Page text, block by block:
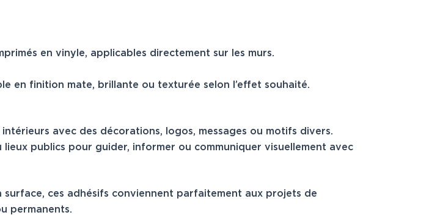
en vinyle, applicables directement sur les murs.
en finition mate, brillante ou texturée selon l’effet souhaité.
intérieurs avec des décorations, logos, messages ou motifs divers.
lieux publics pour guider, informer ou communiquer visuellement avec
surface, ces adhésifs conviennent parfaitement aux projets de
permanents.